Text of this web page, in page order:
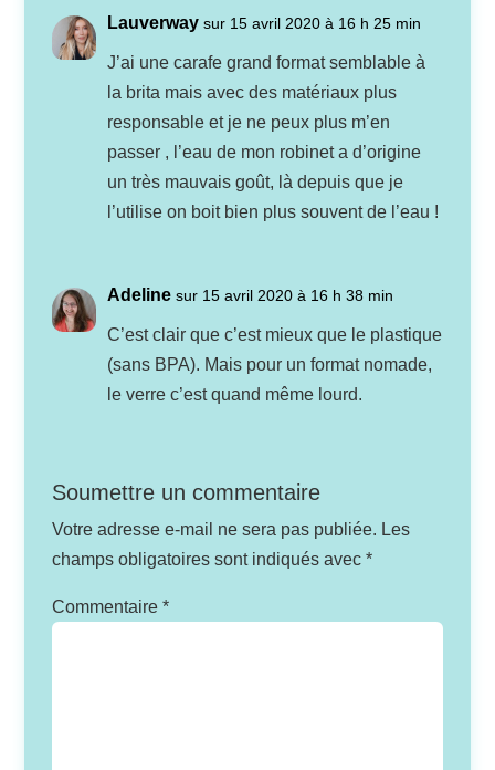
Lauverway sur 15 avril 2020 à 16 h 25 min
J’ai une carafe grand format semblable à
la brita mais avec des matériaux plus
responsable et je ne peux plus m’en
passer , l’eau de mon robinet a d’origine
un très mauvais goût, là depuis que je
l’utilise on boit bien plus souvent de l’eau !
Adeline sur 15 avril 2020 à 16 h 38 min
C’est clair que c’est mieux que le plastique
(sans BPA). Mais pour un format nomade,
le verre c’est quand même lourd.
Soumettre un commentaire
Votre adresse e-mail ne sera pas publiée. Les
champs obligatoires sont indiqués avec*
Commentaire*